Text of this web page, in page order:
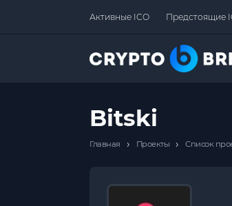
Активные ICO Предстоящие
Bitski
Главная › Проекты › Список